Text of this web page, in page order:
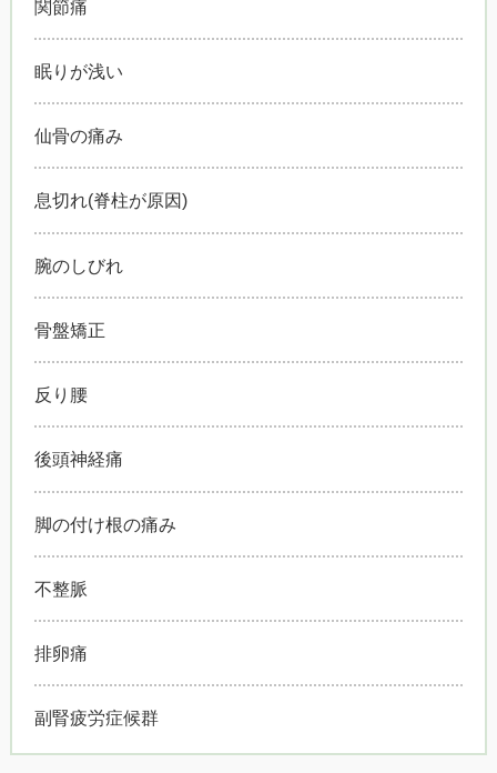
関節痛
眠りが浅い
仙骨の痛み
息切れ(脊柱が原因)
腕のしびれ
骨盤矯正
反り腰
後頭神経痛
脚の付け根の痛み
不整脈
排卵痛
副腎疲労症候群